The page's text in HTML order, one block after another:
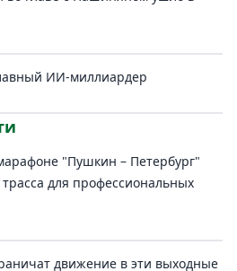
ИИ-миллиардер
"Пушкин – Петербург"
для профессиональных
движение в эти выходные